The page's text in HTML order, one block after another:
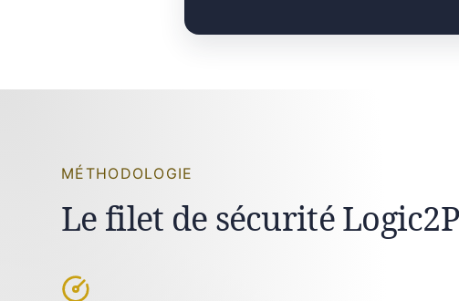
MÉTHODOLOGIE
Le filet de sécurité